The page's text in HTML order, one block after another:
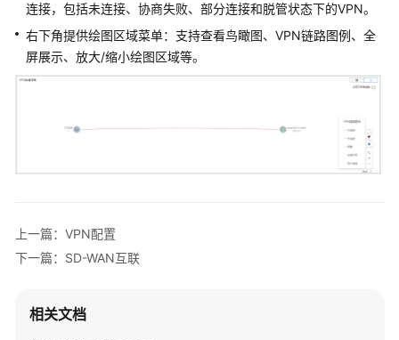
配
置
联
IPsec
案
介
VPN
连接，包括未连接、协商失败、部分连接和脱管状态下的VPN。
右下角提供绘图区域菜单：支持查看鸟瞰图、VPN链路图例、全
屏展示、放大/缩小绘图区域等。
上一篇：VPN配置
下一篇：SD-WAN互联
相关文档